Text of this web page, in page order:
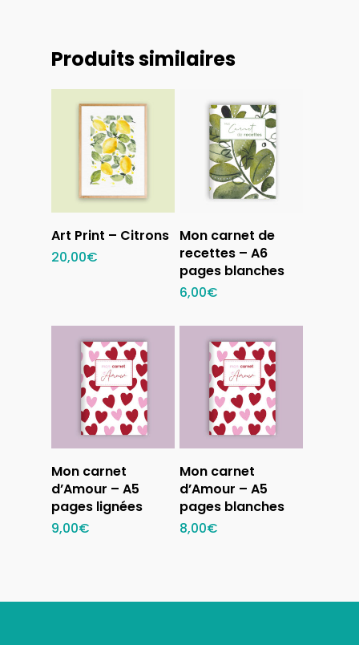
Produits similaires
Ajouter au
Art Print – Citrons
20,00€
Ajouter au
panier
Mon carnet de
recettes – A6
pages blanches
6,00€
Ajouter au
panier
Mon carnet
d’Amour – A5
pages lignées
9,00€
Ajouter au
panier
Mon carnet
d’Amour – A5
pages blanches
8,00€